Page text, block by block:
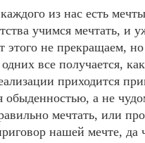
из нас есть
учимся мечтать, и
не прекращаем,
все получается,
приходится
обыденностью, а не
мечтать, или
нашей мечте, да